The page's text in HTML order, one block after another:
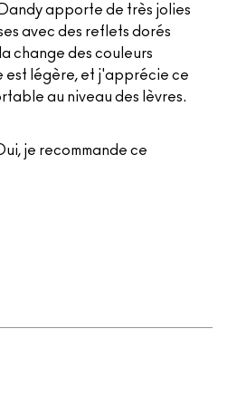
apporte de très jolies
avec des reflets dorés
change des couleurs
est légère, et j'apprécie ce
au niveau des lèvres.
je recommande ce